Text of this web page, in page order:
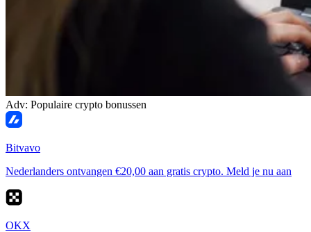
Adv: Populaire crypto bonussen
Bitvavo
Nederlanders ontvangen €20,00 aan gratis crypto. Meld je nu aan
OKX